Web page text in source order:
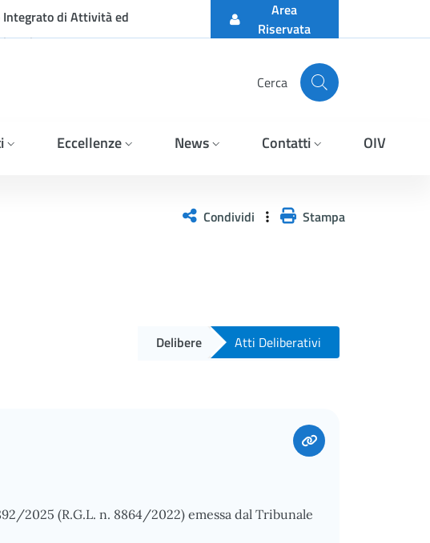
Integrato di Attività ed
Area
Riservata
Cerca
Eccellenze News Contatti OIV
Condividi Stampa
Delibere Atti Deliberativi
2025 (R.G.L. n. 8864/2022) emessa dal Tribunale